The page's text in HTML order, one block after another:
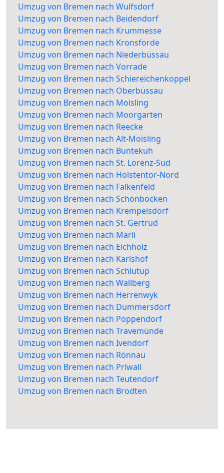
Umzug von Bremen nach Wulfsdorf
Umzug von Bremen nach Beidendorf
Umzug von Bremen nach Krummesse
Umzug von Bremen nach Kronsforde
Umzug von Bremen nach Niederbüssau
Umzug von Bremen nach Vorrade
Umzug von Bremen nach Schiereichenkoppel
Umzug von Bremen nach Oberbüssau
Umzug von Bremen nach Moisling
Umzug von Bremen nach Moorgarten
Umzug von Bremen nach Reecke
Umzug von Bremen nach Alt-Moisling
Umzug von Bremen nach Buntekuh
Umzug von Bremen nach St. Lorenz-Süd
Umzug von Bremen nach Holstentor-Nord
Umzug von Bremen nach Falkenfeld
Umzug von Bremen nach Schönböcken
Umzug von Bremen nach Krempelsdorf
Umzug von Bremen nach St. Gertrud
Umzug von Bremen nach Marli
Umzug von Bremen nach Eichholz
Umzug von Bremen nach Karlshof
Umzug von Bremen nach Schlutup
Umzug von Bremen nach Wallberg
Umzug von Bremen nach Herrenwyk
Umzug von Bremen nach Dummersdorf
Umzug von Bremen nach Pöppendorf
Umzug von Bremen nach Travemünde
Umzug von Bremen nach Ivendorf
Umzug von Bremen nach Rönnau
Umzug von Bremen nach Priwall
Umzug von Bremen nach Teutendorf
Umzug von Bremen nach Brodten